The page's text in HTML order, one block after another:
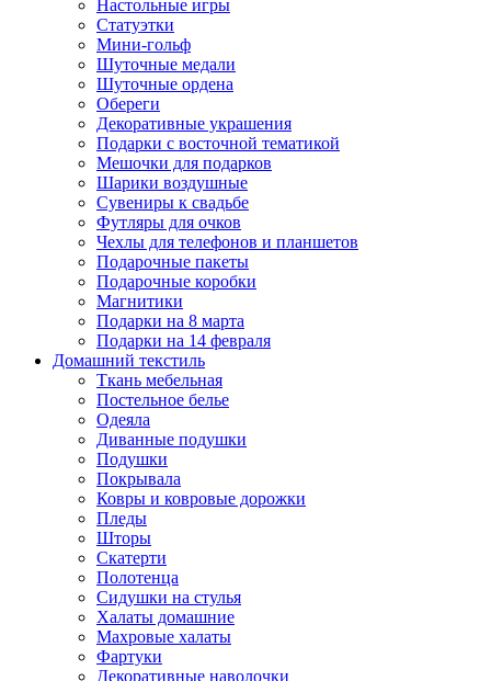
Настольные игры
Статуэтки
Мини-гольф
Шуточные медали
Шуточные ордена
Обереги
Декоративные украшения
Подарки с восточной тематикой
Мешочки для подарков
Шарики воздушные
Сувениры к свадьбе
Футляры для очков
Чехлы для телефонов и планшетов
Подарочные пакеты
Подарочные коробки
Магнитики
Подарки на 8 марта
Подарки на 14 февраля
Домашний текстиль
Ткань мебельная
Постельное белье
Одеяла
Диванные подушки
Подушки
Покрывала
Ковры и ковровые дорожки
Пледы
Шторы
Скатерти
Полотенца
Сидушки на стулья
Халаты домашние
Махровые халаты
Фартуки
Декоративные наволочки